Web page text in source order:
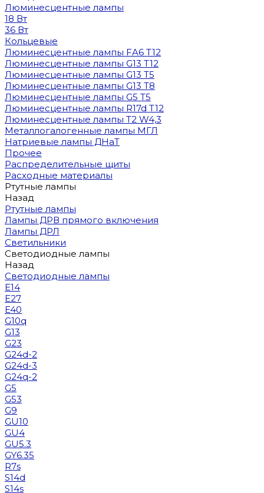
Люминесцентные лампы
18 Вт
36 Вт
Кольцевые
Люминесцентные лампы FA6 T12
Люминесцентные лампы G13 T12
Люминесцентные лампы G13 T5
Люминесцентные лампы G13 T8
Люминесцентные лампы G5 T5
Люминесцентные лампы R17d T12
Люминесцентные лампы T2 W4,3
Металлогалогенные лампы МГЛ
Натриевые лампы ДНаТ
Прочее
Распределительные щиты
Расходные материалы
Ртутные лампы
Назад
Ртутные лампы
Лампы ДРВ прямого включения
Лампы ДРЛ
Светильники
Светодиодные лампы
Назад
Светодиодные лампы
E14
E27
E40
G10q
G13
G23
G24d-2
G24d-3
G24q-2
G5
G53
G9
GU10
GU4
GU5.3
GY6.35
R7s
S14d
S14s